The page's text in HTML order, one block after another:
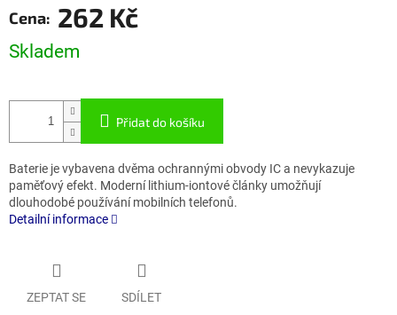
262 Kč
Měrná
Skladem
Přidat do košíku
Baterie je vybavena dvěma ochrannými obvody IC a nevykazuje
paměťový efekt. Moderní lithium-iontové články umožňují
dlouhodobé používání mobilních telefonů.
Detailní informace
ZEPTAT SE SDÍLET